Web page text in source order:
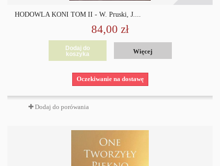
HODOWLA KONI TOM II - W. Pruski, J....
84,00 zł
Dodaj do
koszyka
Więcej
Oczekiwanie na dostawę
Dodaj do porówania